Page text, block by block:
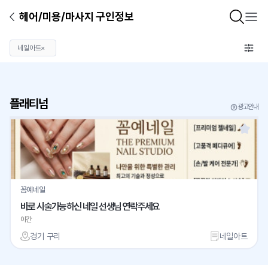
헤어/미용/마사지 구인정보
네일아트×
플래티넘 광고안내
꼼예네일
바로 시술가능하신 네일 선생님 연락주세요
야간
경기 구리 네일아트